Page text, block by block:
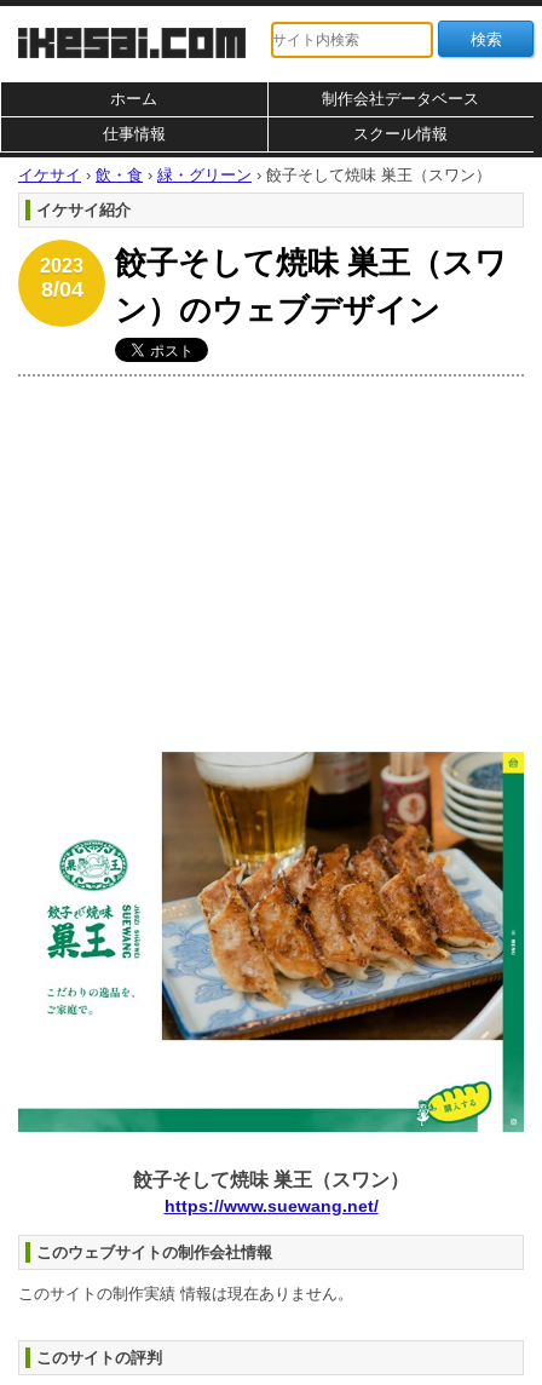
ホーム
制作会社データベース
仕事情報
スクール情報
イケサイ › 飲・食 › 緑・グリーン › 餃子そして焼味 巣王（スワン）
イケサイ紹介
2023
8/04
餃子そして焼味 巣王（スワ
ン）のウェブデザイン
餃子そして焼味 巣王（スワン）
https://www.suewang.net/
このウェブサイトの制作会社情報
このサイトの制作実績 情報は現在ありません。
このサイトの評判